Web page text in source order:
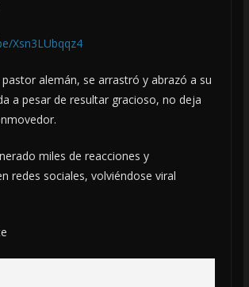
Xsn3LUbqqz4
pastor alemán, se arrastró y abrazó a su
a pesar de resultar gracioso, no deja
miles de reacciones y
redes sociales, volviéndose viral